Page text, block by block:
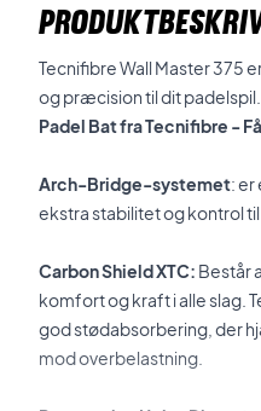
Tecnifibre Wall Master 375
og præcision til dit padelspil.
Padel Bat fra Tecnifibre -
Arch-Bridge-systemet: er
ekstra stabilitet og kontrol
Carbon Shield XTC: Består
komfort og kraft i alle slag.
god stødabsorbering, der
mod overbelastning.